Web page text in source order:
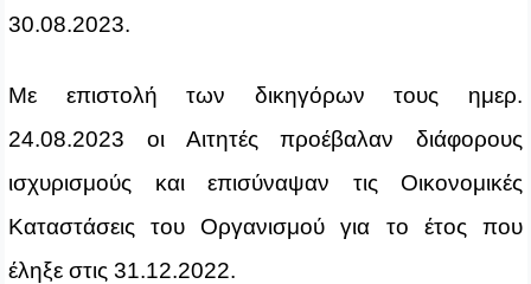
30.08.2023.
Με επιστολή των δικηγόρων τους ημερ.
24.08.2023 οι Αιτητές προέβαλαν διάφορους
ισχυρισμούς και επισύναψαν τις Οικονομικές
Καταστάσεις του Οργανισμού για το έτος που
έληξε στις 31.12.2022.